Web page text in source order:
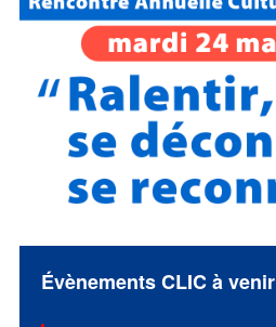
Évènements CLIC à venir